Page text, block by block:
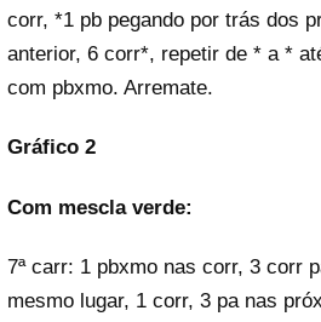
corr, *1 pb pegando por trás dos
anterior, 6 corr*, repetir de * a *
com pbxmo. Arremate.
Gráfico 2
Com mescla verde:
7ª carr: 1 pbxmo nas corr, 3 corr
mesmo lugar, 1 corr, 3 pa nas